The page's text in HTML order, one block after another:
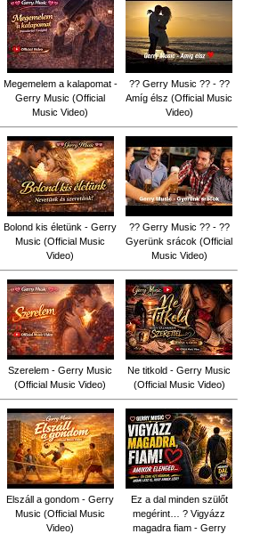
Megemelem a kalapomat -
Gerry Music (Official
Music Video)
?? Gerry Music ?? - ??
Amíg élsz (Official Music
Video)
Bolond kis életünk - Gerry
Music (Official Music
Video)
?? Gerry Music ?? - ??
Gyerünk srácok (Official
Music Video)
Szerelem - Gerry Music
(Official Music Video)
Ne titkold - Gerry Music
(Official Music Video)
Elszáll a gondom - Gerry
Music (Official Music
Video)
Ez a dal minden szülőt
megérint… ? Vigyázz
magadra fiam - Gerry